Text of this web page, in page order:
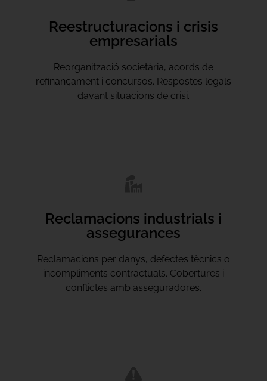
Reestructuracions i crisis
empresarials
Reorganització societària, acords de
refinançament i concursos. Respostes legals
davant situacions de crisi.
Reclamacions industrials i
assegurances
Reclamacions per danys, defectes tècnics o
incompliments contractuals. Cobertures i
conflictes amb asseguradores.